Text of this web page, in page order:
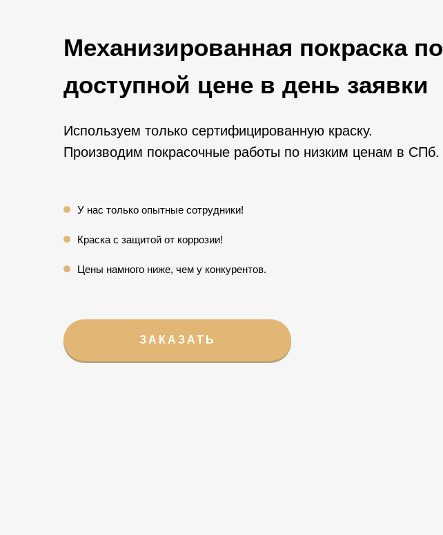
Механизированная покраска по
доступной цене в день заявки
Используем только сертифицированную краску.
Производим покрасочные работы по низким ценам в СПб.
ЗАКАЗАТЬ
У нас только опытные сотрудники!
Краска с защитой от коррозии!
Цены намного ниже, чем у конкурентов.